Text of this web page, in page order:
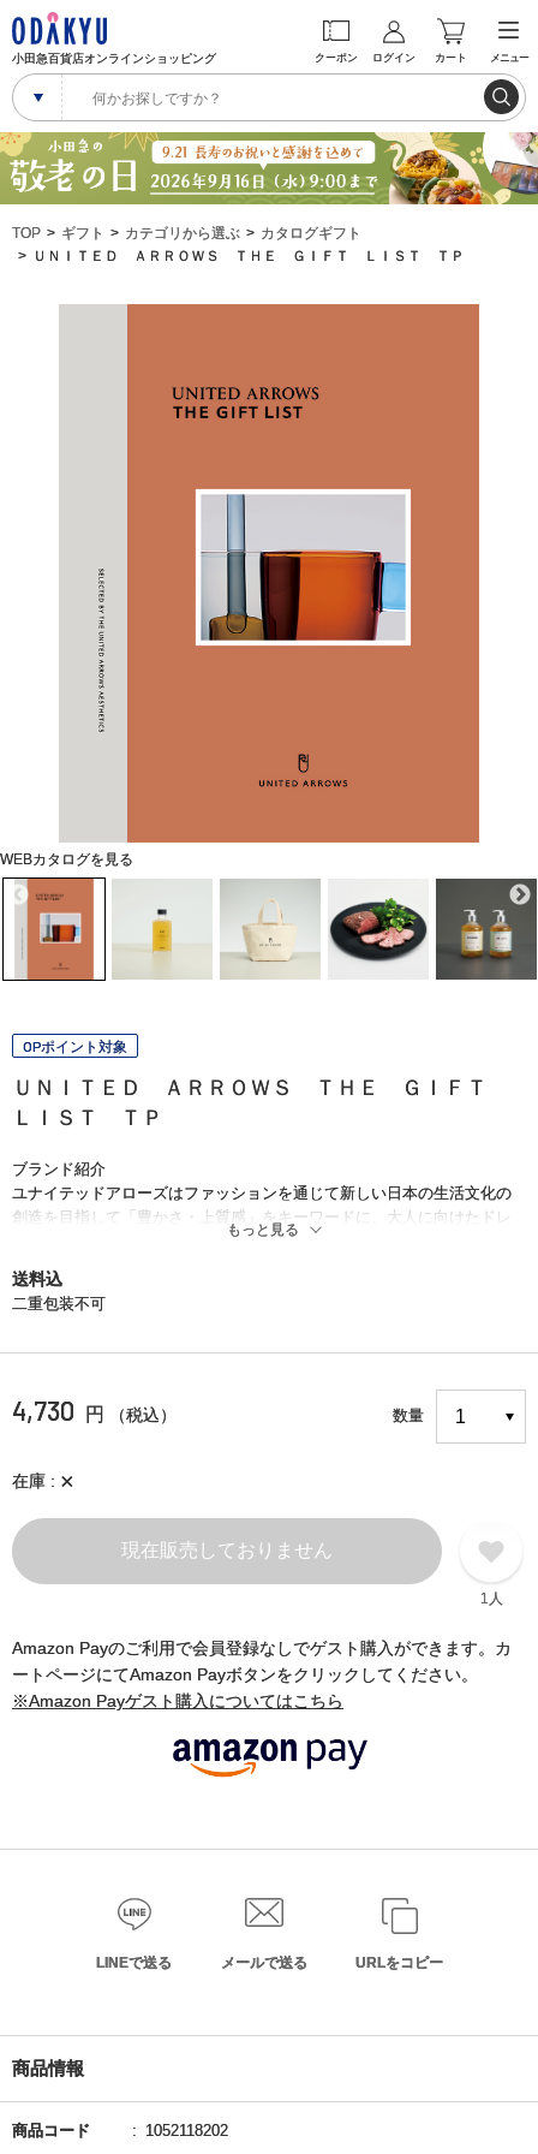
小田急百貨店オンラインショッピング クーポン ログイン カート メニュー
TOP ギフト カテゴリから選ぶ
カタログギフト
ＵＮＩＴＥＤ ＡＲＲＯＷＳ ＴＨＥ ＧＩＦＴ ＬＩＳＴ ＴＰ
WEBカタログを見る
OPポイント対象
ＵＮＩＴＥＤ ＡＲＲＯＷＳ ＴＨＥ ＧＩＦＴ
ＬＩＳＴ ＴＰ
ブランド紹介
ユナイテッドアローズはファッションを通じて新しい日本の生活文化の
創造を目指して「豊かさ・上質感」をキーワードに、大人に向けたドレ
ス軸のライフスタイルを提案するセレクトショップです。
もっと見る
送料込
二重包装不可
4,730 円 （税込） 数量
在庫 ×
現在販売しておりません
1人
Amazon Payのご利用で会員登録なしでゲスト購入ができます。カ
ートページにてAmazon Payボタンをクリックしてください。
※Amazon Payゲスト購入についてはこちら
LINEで送る メールで送る URLをコピー
商品情報
商品コード 1052118202